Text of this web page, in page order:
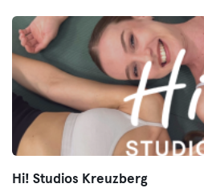
Hi! Studios Kreuzberg